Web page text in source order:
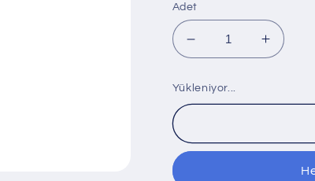
Adet
Mini
Black
Pro
azaltın
Hario
Mini
artırın
Yükleniyor...